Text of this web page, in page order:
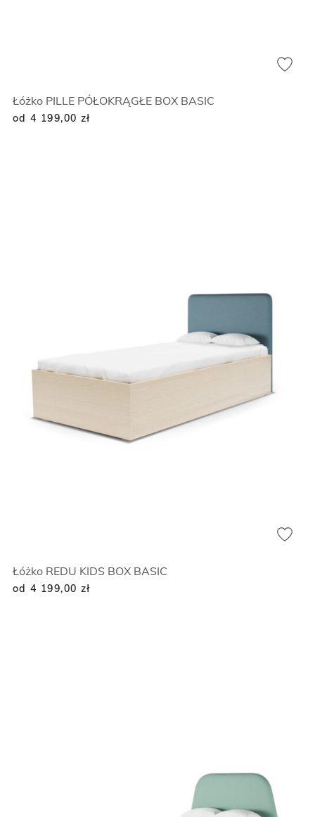
Łóżko PILLE PÓŁOKRĄGŁE BOX BASIC
od 4 199,00 zł
Łóżko REDU KIDS BOX BASIC
od 4 199,00 zł